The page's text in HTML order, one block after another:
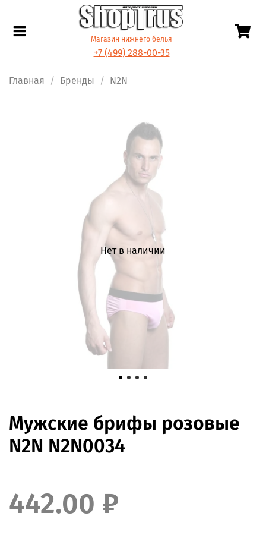
Магазин нижнего белья
+7 (499) 288-00-35
Главная Бренды N2N
Нет в наличии
Мужские брифы розовые
N2N N2N0034
442.00 ₽